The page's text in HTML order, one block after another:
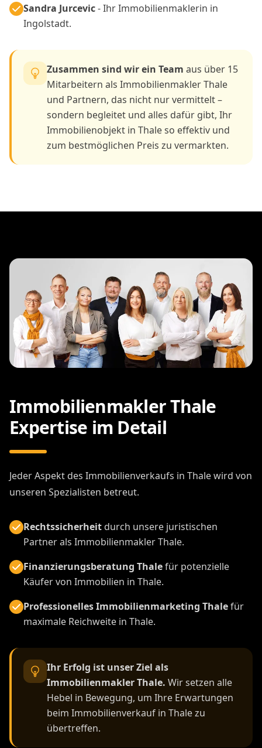
Sandra Jurcevic- Ihr Immobilienmaklerin in
Ingolstadt.
Zusammen sind wir ein Team aus über 15
Mitarbeitern als Immobilienmakler Thale
und Partnern, das nicht nur vermittelt –
sondern begleitet und alles dafür gibt, Ihr
Immobilienobjekt in Thale so effektiv und
zum bestmöglichen Preis zu vermarkten.
Immobilienmakler Thale
Expertise im Detail
Jeder Aspekt des Immobilienverkaufs in Thale wird von
unseren Spezialisten betreut.
Rechtssicherheitdurch unsere juristischen
Partner als Immobilienmakler Thale.
Finanzierungsberatung Thalefür potenzielle
Käufer von Immobilien in Thale.
Professionelles Immobilienmarketing Thalefür
maximale Reichweite in Thale.
Ihr Erfolg ist unser Ziel als
Immobilienmakler Thale. Wir setzen alle
Hebel in Bewegung, um Ihre Erwartungen
beim Immobilienverkauf in Thale zu
übertreffen.